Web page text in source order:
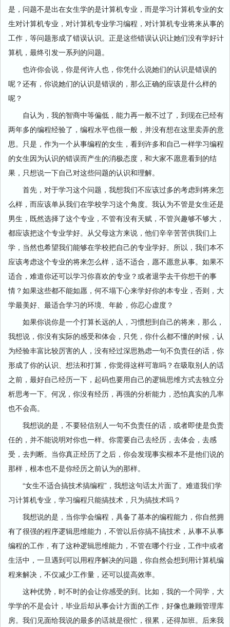
是，问题不是出在女生学的是计算机专业，而是学习计算机专业的女
生对计算机专业，对计算机专业学习编程，对计算机专业将来从事的
工作，等问题形成了错误认识。正是这些错误认识让她们没有学好计
算机，最终引发一系列的问题。
也许你会说，你是何许人也，你凭什么说她们的认识是错误的
呢？还有，你说她们的认识是错误的，那么正确的应该是什么样的
呢？
自认为，我的智商中等偏低，能力再一般不过了，到现在已经有
两年多的编程经验了，编程水平也很一般，并没有想在这里卖弄的意
思。只是，作为一个从事编程的女生，看到许多和自己一样学习编程
的女生因为认识的错误而产生的消极态度，和大家不愿意看到的结
果，只想说一下自己对这些问题的认识和理解。
首先，对于学习这个问题，我想我们不应该过多的考虑到将来怎
么样，而应该单从我们在学校学习这个角度。我认为不管是女生还是
男生，既然选择了这个专业，不管有没有天赋，不管兴趣够不够大，
都应该把这个专业学好。从父母这方来说，他们辛辛苦苦供我们上
学，当然也希望我们能够在学校把自己的专业学好。所以，我们本不
应该考虑这个专业的将来怎么样，适不适合，愿不愿意从事。如果不
适合，难道你还可以学习你喜欢的专业？或者退学去干你想干的事
情？如果这些都不能如愿，何不塌下心来学好你的本专业，否则，大
学最美好、最适合学习的环境、年龄，你忍心虚度？
如果你说你是一个打算长远的人，习惯想到自己的将来，那么，
我想说，你没有实际的感受和体会，只凭，你什么都不懂的时候，认
为经验丰富比较厉害的人，没有经过深思熟虑一句不负责任的话，你
形成了你的认识、想法和打算，你觉得这样可靠吗？在吸取别人的话
之前，最好自己经历一下，起码也要用自己的逻辑思维方式去独立分
析思考一下。何况，你没有经历，再强的分析能力，恐怕真实的几率
也不会高。
我想说的是，不要轻信别人一句不负责任的话，或者即使是负责
任的，并不能说明对你也一样。你需要自己去经历，去体会，去感
受，去判断。当你真正经历了之后，你会发现事实根本不是他们说的
那样，根本也不是你经历之前认为的那样。
“女生不适合搞技术搞编程”，我想这句话太片面了。难道我们学
习计算机专业，学习编程只能搞技术，只为搞技术吗？
我想说的是，当你学会编程，具备了基本的编程能力，你自然拥
有了很强的程序逻辑思维能力，不管以后你搞不搞技术，从事不从事
编程的工作，有了这种逻辑思维能力，不管在哪个行业，工作中或者
生活中，一旦遇到可以用程序解决的问题，你自然会想到用计算机编
程来解决，不仅减少工作量，还可以提高效率。
这种优势，时不时的会让你感受的到。比如，我的一个同学，大
学学的不是会计，毕业后却从事会计方面的工作，好像也兼顾管理库
房。我们见面给我说的最多的话就是很忙，很累，还得加班。后来我